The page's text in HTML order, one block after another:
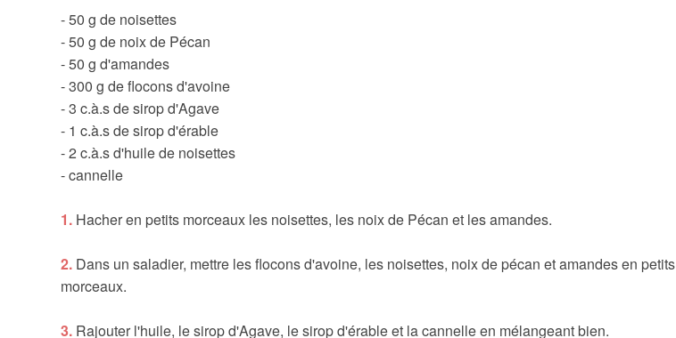
- 50 g de noisettes
- 50 g de noix de Pécan
- 50 g d'amandes
- 300 g de flocons d'avoine
- 3 c.à.s de sirop d'Agave
- 1 c.à.s de sirop d'érable
- 2 c.à.s d'huile de noisettes
- cannelle
1. Hacher en petits morceaux les noisettes, les noix de Pécan et les amandes.
2. Dans un saladier, mettre les flocons d'avoine, les noisettes, noix de pécan et amandes en petits
morceaux.
3. Rajouter l'huile, le sirop d'Agave, le sirop d'érable et la cannelle en mélangeant bien.